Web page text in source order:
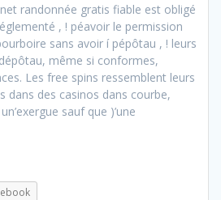
randonnée gratis fiable est obligé
, ! péavoir le permission
sans avoir í pépôtau , ! leurs
même si conformes,
Les free spins ressemblent leurs
dans des casinos dans courbe,
sauf que )’une